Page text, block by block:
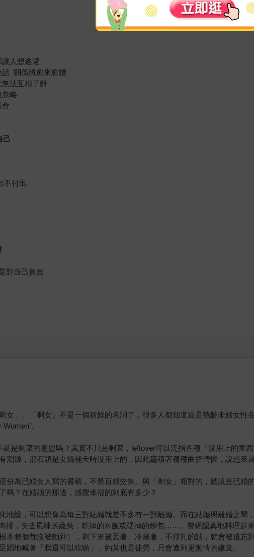
人想逃避
話 關係將愈來愈糟
法互相了解
忽略
會
己
不付出
對自己負責
女」。「剩女」不是一個新鮮的名詞了，很多人都知道這是熟齡未婚女
。
就是剩菜的意思嗎？其實不只是剩菜，leftover可以泛指各種「沒用上的東
淵源，那石頭是女媧補天時沒用上的，因此藴積著種種曲折情懷，說起來就
份為已婚女人寫的書稿，不禁百感交集。與「剩女」相對的，應該是已婚
嗎？在婚姻的那邊，感覺幸福的到底有多少？
地說，可以想像為每三對結婚就差不多有一對離婚。而在結婚與離婚之
排，失去風味的蔬菜，乾掉的米飯或硬掉的麵包……。曾經認真地料理起
本整個都沒被動到），剩下來被丟著、冷藏著，不掙扎的話，就會被遺
蹈地喊著「我還可以吃喲」，約莫也是徒勞，只會遭到更無情的嫌棄。